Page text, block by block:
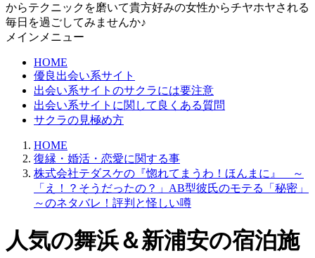
からテクニックを磨いて貴方好みの女性からチヤホヤされる
毎日を過ごしてみませんか♪
メインメニュー
HOME
優良出会い系サイト
出会い系サイトのサクラには要注意
出会い系サイトに関して良くある質問
サクラの見極め方
HOME
復縁・婚活・恋愛に関する事
株式会社テダスケの『惚れてまうわ！ほんまに』 ～
「え！？そうだったの？」AB型彼氏のモテる「秘密」
～のネタバレ！評判と怪しい噂
人気の舞浜＆新浦安の宿泊施